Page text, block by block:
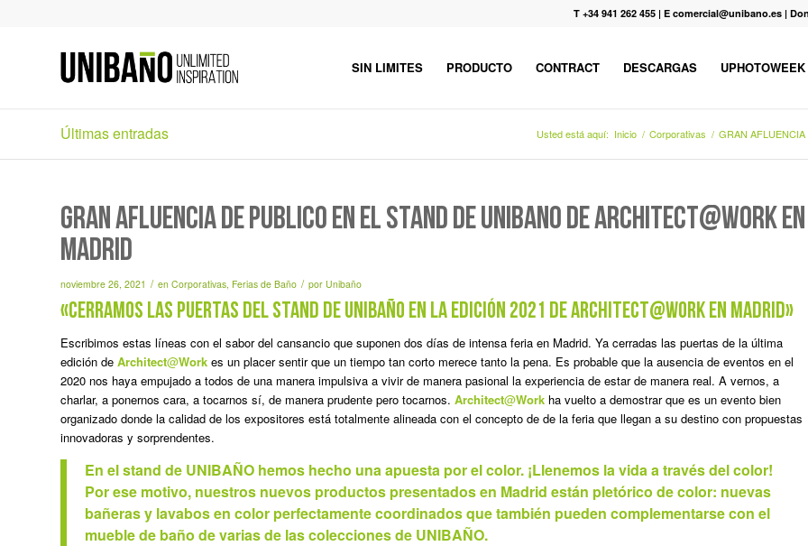
T +34 941 262 455 | E comercial@unibano.es |
SIN LIMITES PRODUCTO CONTRACT DESCARGAS UPHOTOWEEK
Últimas entradas Usted está aquí: Inicio / Corporativas / GRAN
GRAN AFLUENCIA DE PÚBLICO EN EL STAND DE UNIBAÑO DE ARCHITECT@WORK EN
MADRID
noviembre 26, 2021 / en Corporativas, Ferias de Baño / por Unibaño
«Cerramos las puertas del stand de Unibaño en la edición 2021 de Architect@work en Madrid»
Escribimos estas líneas con el sabor del cansancio que suponen dos días de intensa feria en Madrid. Ya cerradas las puertas de la última
edición de Architect@Work es un placer sentir que un tiempo tan corto merece tanto la pena. Es probable que la ausencia de eventos en el
2020 nos haya empujado a todos de una manera impulsiva a vivir de manera pasional la experiencia de estar de manera real. A vernos, a
charlar, a ponernos cara, a tocarnos sí, de manera prudente pero tocarnos. Architect@Work ha vuelto a demostrar que es un evento bien
organizado donde la calidad de los expositores está totalmente alineada con el concepto de de la feria que llegan a su destino con propuestas
innovadoras y sorprendentes.
En el stand de UNIBAÑO hemos hecho una apuesta por el color. ¡Llenemos la vida a través del color!
Por ese motivo, nuestros nuevos productos presentados en Madrid están pletórico de color: nuevas
bañeras y lavabos en color perfectamente coordinados que también pueden complementarse con el
mueble de baño de varias de las colecciones de UNIBAÑO.